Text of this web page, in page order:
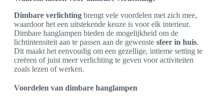
Dimbare verlichting brengt vele voordelen met zich mee,
waardoor het een uitstekende keuze is voor elk interieur.
Dimbare hanglampen bieden de mogelijkheid om de
lichtintensiteit aan te passen aan de gewenste sfeer in huis.
Dit maakt het eenvoudig om een gezellige, intieme setting te
creëren of juist meer verlichting te geven voor activiteiten
zoals lezen of werken.
Voordelen van dimbare hanglampen